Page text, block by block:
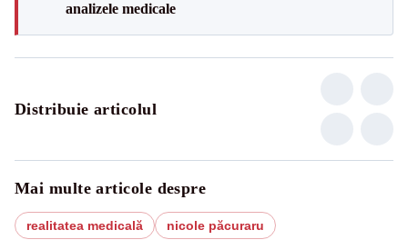
analizele medicale
Distribuie articolul
Mai multe articole despre
realitatea medicală nicole păcuraru